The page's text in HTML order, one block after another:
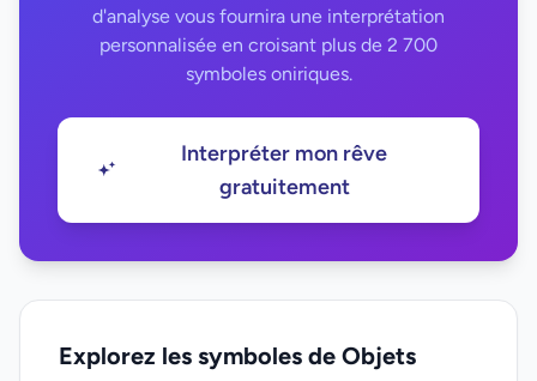
d'analyse vous fournira une interprétation
personnalisée en croisant plus de 2 700
symboles oniriques.
Interpréter mon rêve
gratuitement
Explorez les symboles de Objets